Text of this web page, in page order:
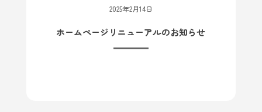
2025年2月14日
ホームページリニューアルのお知らせ